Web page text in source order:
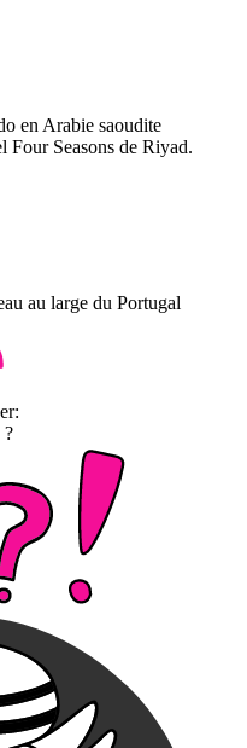
en Arabie saoudite
Four Seasons de Riyad.
au large du Portugal
?